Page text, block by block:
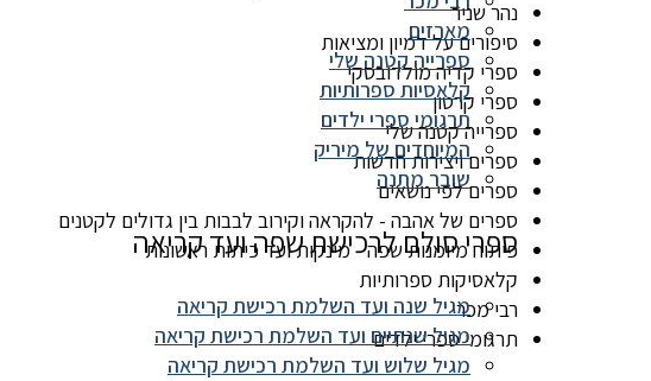
נהר שניר
סיפורים על דמיון ומציאות
ספרי קדיה מולדובסקי
ספרי קרטון
ספרייה קטנה שלי
ספרים ויצירות חדשות
ספרים לפי נושאים
ספרים של אהבה - להקראה וקירוב לבבות בין גדולים לקטנים
פיתוח מיומנות שפה - מינקות ועד כיתות ראשונות
קלאסיקות ספרותיות
רבי מכר
תרגומי ספרי ילדים
מארזים
ספרייה קטנה שלי
קלאסיות ספרותיות
תרגומי ספרי ילדים
המיוחדים של מיריק
שובר מתנה
ספרי סולם לרכישת שפה ועד קריאה
מגיל שנה ועד השלמת רכישת קריאה
מגיל שנתיים ועד השלמת רכישת קריאה
מגיל שלוש ועד השלמת רכישת קריאה